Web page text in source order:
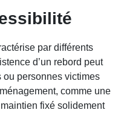
par différents
d’un rebord peut
ou personnes victimes
comme une
fixé solidement